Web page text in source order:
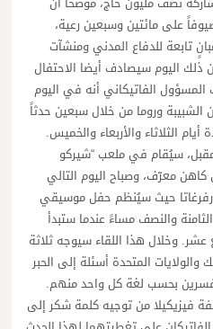
على مائتين وسبعين رعية،
تابعة للدفاع المدني ومنشآت
ذلك اليوم سيصادف أيضا الاحتفال
المسؤول الفاتيكاني أنه في اليوم
الشبيبة وروما من خلال سبعين حدثاً
الثلاثاء والأربعاء والخميس.
سيُقام في ملعب “شيركو
كاهن معرّف، وصباح اليوم التالي
حيث سيُنظم حفل موسيقي
والنصف مساءً عندما ستبدأ
عشر. وخلال هذا اللقاء سيوجه ثلاثة
المتحدة أسئلة إلى الحبر
بحسب لغة كل واحد منهم.
فيزيكيلا من توجيه كلمة شكر إلى